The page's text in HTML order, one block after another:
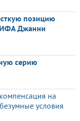
позицию
Джанни
серию
на
условия